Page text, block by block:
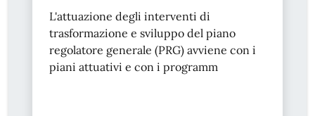
L'attuazione degli interventi di
trasformazione e sviluppo del piano
regolatore generale (PRG) avviene con i
piani attuativi e con i programm